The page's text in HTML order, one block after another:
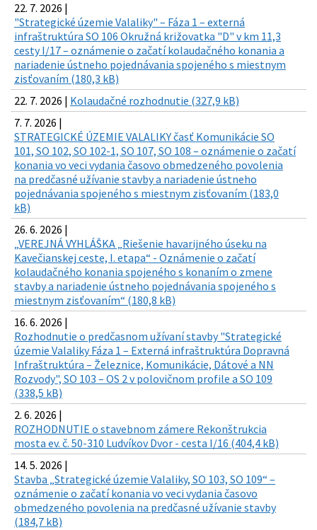
22. 7. 2026 |
"Strategické územie Valaliky" – Fáza 1 – externá
infraštruktúra SO 106 Okružná križovatka "D" v km 11,3
cesty I/17 – oznámenie o začatí kolaudačného konania a
nariadenie ústneho pojednávania spojeného s miestnym
zisťovaním (180,3 kB)
22. 7. 2026 | Kolaudačné rozhodnutie (327,9 kB)
7. 7. 2026 |
STRATEGICKÉ ÚZEMIE VALALIKY časť Komunikácie SO
101, SO 102, SO 102-1, SO 107, SO 108 – oznámenie o začatí
konania vo veci vydania časovo obmedzeného povolenia
na predčasné užívanie stavby a nariadenie ústneho
pojednávania spojeného s miestnym zisťovaním (183,0
kB)
26. 6. 2026 |
„VEREJNÁ VYHLÁŠKA „Riešenie havarijného úseku na
Kavečianskej ceste, I. etapa“ - Oznámenie o začatí
kolaudačného konania spojeného s konaním o zmene
stavby a nariadenie ústneho pojednávania spojeného s
miestnym zisťovaním“ (180,8 kB)
16. 6. 2026 |
Rozhodnutie o predčasnom užívaní stavby "Strategické
územie Valaliky Fáza 1 – Externá infraštruktúra Dopravná
Infraštruktúra – Železnice, Komunikácie, Dátové a NN
Rozvody", SO 103 – OS 2 v polovičnom profile a SO 109
(338,5 kB)
2. 6. 2026 |
ROZHODNUTIE o stavebnom zámere Rekonštrukcia
mosta ev. č. 50-310 Ludvíkov Dvor - cesta I/16 (404,4 kB)
14. 5. 2026 |
Stavba „Strategické územie Valaliky, SO 103, SO 109“ –
oznámenie o začatí konania vo veci vydania časovo
obmedzeného povolenia na predčasné užívanie stavby
(184,7 kB)